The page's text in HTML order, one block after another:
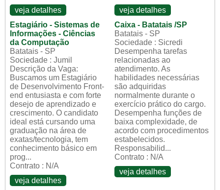
veja detalhes
veja detalhes
Estagiário - Sistemas de
Informações - Ciências
da Computação
Batatais - SP
Sociedade : Jumil
Descrição da Vaga:
Buscamos um Estagiário
de Desenvolvimento Front-
end entusiasta e com forte
desejo de aprendizado e
crescimento. O candidato
ideal está cursando uma
graduação na área de
exatas/tecnologia, tem
conhecimento básico em
prog...
Contrato : N/A
veja detalhes
Caixa - Batatais /SP
Batatais - SP
Sociedade : Sicredi
Desempenha tarefas
relacionadas ao
atendimento. As
habilidades necessárias
são adquiridas
normalmente durante o
exercício prático do cargo.
Desempenha funções de
baixa complexidade, de
acordo com procedimentos
estabelecidos.
Responsabilid...
Contrato : N/A
veja detalhes